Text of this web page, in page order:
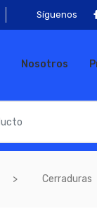
Síguenos
Nosotros
Cerraduras